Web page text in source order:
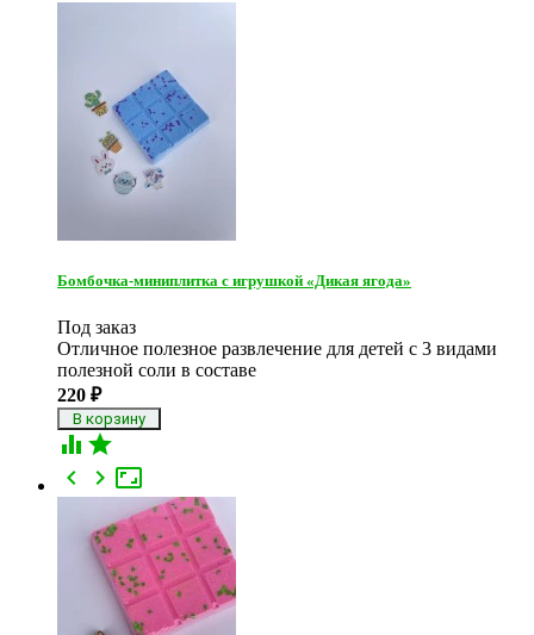
Бомбочка-миниплитка с игрушкой «Дикая ягода»
Под заказ
Отличное полезное развлечение для детей с 3 видами
полезной соли в составе
220 ₽
 

 